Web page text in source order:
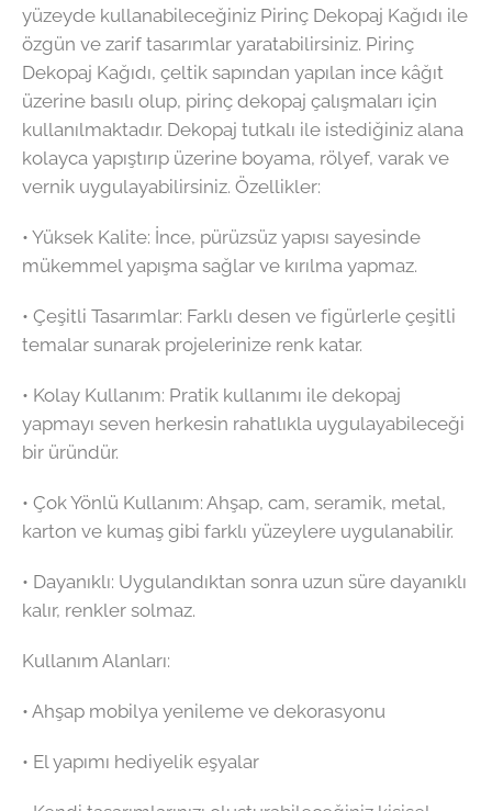
yüzeyde kullanabileceğiniz Pirinç Dekopaj Kağıdı ile
özgün ve zarif tasarımlar yaratabilirsiniz. Pirinç
Dekopaj Kağıdı, çeltik sapından yapılan ince kâğıt
üzerine basılı olup, pirinç dekopaj çalışmaları için
kullanılmaktadır. Dekopaj tutkalı ile istediğiniz alana
kolayca yapıştırıp üzerine boyama, rölyef, varak ve
vernik uygulayabilirsiniz. Özellikler:
•⁠ ⁠Yüksek Kalite: İnce, pürüzsüz yapısı sayesinde
mükemmel yapışma sağlar ve kırılma yapmaz.
•⁠ ⁠Çeşitli Tasarımlar: Farklı desen ve figürlerle çeşitli
temalar sunarak projelerinize renk katar.
•⁠ ⁠Kolay Kullanım: Pratik kullanımı ile dekopaj
yapmayı seven herkesin rahatlıkla uygulayabileceği
bir üründür.
•⁠ ⁠Çok Yönlü Kullanım: Ahşap, cam, seramik, metal,
karton ve kumaş gibi farklı yüzeylere uygulanabilir.
•⁠ ⁠Dayanıklı: Uygulandıktan sonra uzun süre dayanıklı
kalır, renkler solmaz.
Kullanım Alanları:
•⁠ ⁠Ahşap mobilya yenileme ve dekorasyonu
•⁠ ⁠El yapımı hediyelik eşyalar